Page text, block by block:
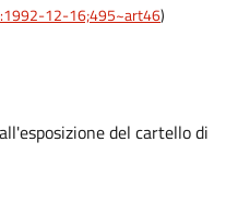
12-16;495~art46)
del cartello di